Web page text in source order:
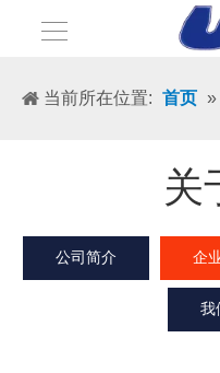
当前所在位置: 首页 »
关
公司简介 企
我